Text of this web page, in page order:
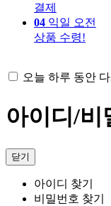
결제
04 익일 오전
상품 수령!
오늘 하루 동안
아이디/비
닫기
아이디 찾기
비밀번호 찾기